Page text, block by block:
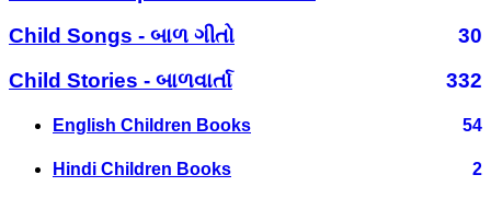
Child Songs - બાળ ગીતો
30
Child Stories - બાળવાર્તા
332
English Children Books 54
Hindi Children Books 2